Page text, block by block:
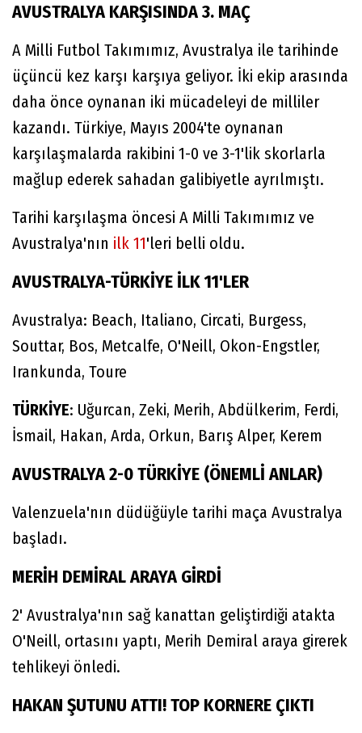
AVUSTRALYA KARŞISINDA 3. MAÇ
A Milli Futbol Takımımız, Avustralya ile tarihinde
üçüncü kez karşı karşıya geliyor. İki ekip arasında
daha önce oynanan iki mücadeleyi de milliler
kazandı. Türkiye, Mayıs 2004'te oynanan
karşılaşmalarda rakibini 1-0 ve 3-1'lik skorlarla
mağlup ederek sahadan galibiyetle ayrılmıştı.
Tarihi karşılaşma öncesi A Milli Takımımız ve
Avustralya'nın ilk 11'leri belli oldu.
AVUSTRALYA-TÜRKİYE İLK 11'LER
Avustralya: Beach, Italiano, Circati, Burgess,
Souttar, Bos, Metcalfe, O'Neill, Okon-Engstler,
Irankunda, Toure
TÜRKİYE: Uğurcan, Zeki, Merih, Abdülkerim, Ferdi,
İsmail, Hakan, Arda, Orkun, Barış Alper, Kerem
AVUSTRALYA 2-0 TÜRKİYE (ÖNEMLİ ANLAR)
Valenzuela'nın düdüğüyle tarihi maça Avustralya
başladı.
MERİH DEMİRAL ARAYA GİRDİ
2' Avustralya'nın sağ kanattan geliştirdiği atakta
O'Neill, ortasını yaptı, Merih Demiral araya girerek
tehlikeyi önledi.
HAKAN ŞUTUNU ATTI! TOP KORNERE ÇIKTI